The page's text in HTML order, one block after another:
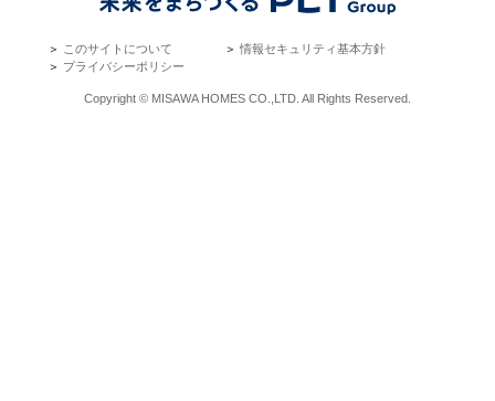
＞ このサイトについて ＞情報セキュリティ基本方針
＞ プライバシーポリシー
Copyright © MISAWA HOMES CO.,LTD. All Rights Reserved.